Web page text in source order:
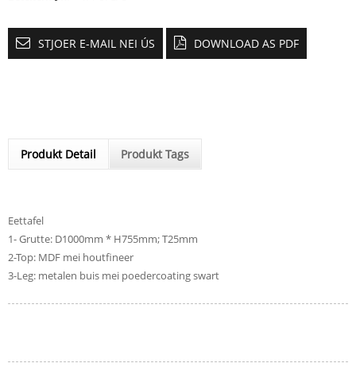
STJOER E-MAIL NEI ÚS DOWNLOAD AS PDF
Produkt Detail Produkt Tags
Eettafel
1- Grutte: D1000mm * H755mm; T25mm
2-Top: MDF mei houtfineer
3-Leg: metalen buis mei poedercoating swart